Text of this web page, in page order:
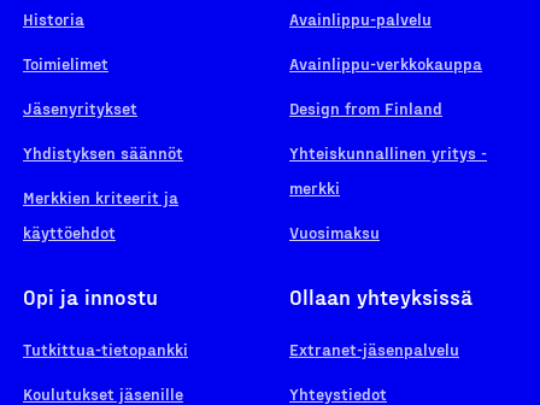
Historia
Toimielimet
Jäsenyritykset
Yhdistyksen säännöt
Merkkien kriteerit ja
käyttöehdot
Avainlippu-palvelu
Avainlippu-verkkokauppa
Design from Finland
Yhteiskunnallinen yritys -
merkki
Vuosimaksu
Opi ja innostu
Tutkittua-tietopankki
Koulutukset jäsenille
Ollaan yhteyksissä
Extranet-jäsenpalvelu
Yhteystiedot